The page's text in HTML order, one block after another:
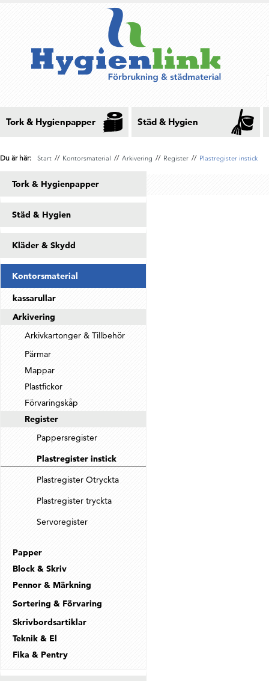
Tork & Hygienpapper Städ & Hygien
Du är här: Start // Kontorsmaterial // Arkivering // Register // Plastregister instick
Tork & Hygienpapper
Städ & Hygien
Kläder & Skydd
Kontorsmaterial
kassarullar
Arkivering
Arkivkartonger & Tillbehör
Pärmar
Mappar
Plastfickor
Förvaringskåp
Register
Pappersregister
Plastregister instick
Plastregister Otryckta
Plastregister tryckta
Servoregister
Papper
Block & Skriv
Pennor & Märkning
Sortering & Förvaring
Skrivbordsartiklar
Teknik & El
Fika & Pentry